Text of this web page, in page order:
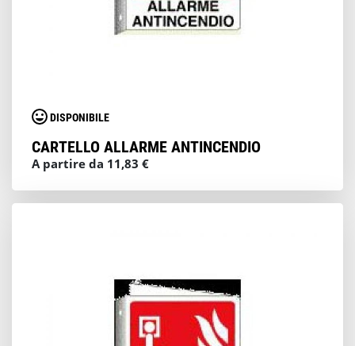
DISPONIBILE
CARTELLO ALLARME ANTINCENDIO
A partire da 11,83 €